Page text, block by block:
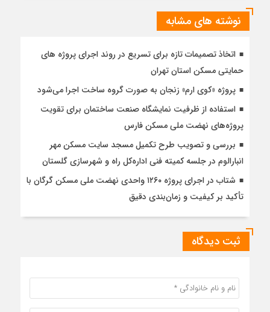
نوشته های مشابه
اتخاذ تصمیمات تازه برای تسریع در روند اجرای پروژه های
حمایتی مسکن استان تهران
پروژه «کوی ارم» زنجان به صورت گروه ساخت اجرا می‌شود
استفاده از ظرفیت نمایشگاه صنعت ساختمان برای تقویت
پروژه‌های نهضت ملی مسکن فارس
بررسی و تصویب طرح تکمیل مسجد سایت مسکن مهر
انبارالوم در جلسه کمیته فنی اداره‌کل راه و شهرسازی گلستان
شتاب در اجرای پروژه ۱۲۶۰ واحدی نهضت ملی مسکن گرگان با
تأکید بر کیفیت و زمان‌بندی دقیق
ثبت دیدگاه